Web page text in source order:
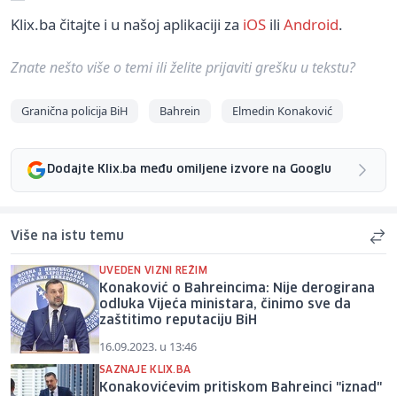
Klix.ba čitajte i u našoj aplikaciji za iOS ili Android.
Znate nešto više o temi ili želite prijaviti grešku u tekstu?
Granična policija BiH Bahrein Elmedin Konaković
Dodajte Klix.ba među omiljene izvore na Googlu
Više na istu temu
UVEDEN VIZNI REŽIM
Konaković o Bahreincima: Nije derogirana
odluka Vijeća ministara, činimo sve da
zaštitimo reputaciju BiH
16.09.2023. u 13:46
SAZNAJE KLIX.BA
Konakovićevim pritiskom Bahreinci "iznad"